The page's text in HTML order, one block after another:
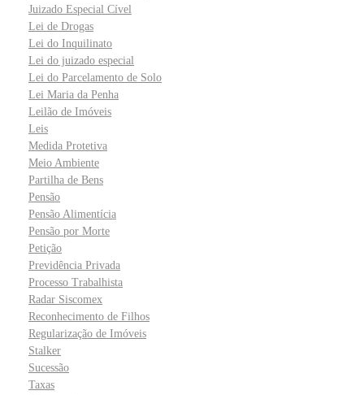
Juizado Especial Cível
Lei de Drogas
Lei do Inquilinato
Lei do juizado especial
Lei do Parcelamento de Solo
Lei Maria da Penha
Leilão de Imóveis
Leis
Medida Protetiva
Meio Ambiente
Partilha de Bens
Pensão
Pensão Alimentícia
Pensão por Morte
Petição
Previdência Privada
Processo Trabalhista
Radar Siscomex
Reconhecimento de Filhos
Regularização de Imóveis
Stalker
Sucessão
Taxas